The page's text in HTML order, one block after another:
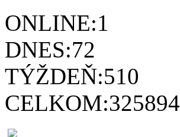
ONLINE:1
DNES:72
TÝŽDEŇ:510
CELKOM:325894